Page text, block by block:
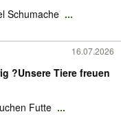
Schumache ...
16.07.2026
?Unsere Tiere freuen
Futte ...